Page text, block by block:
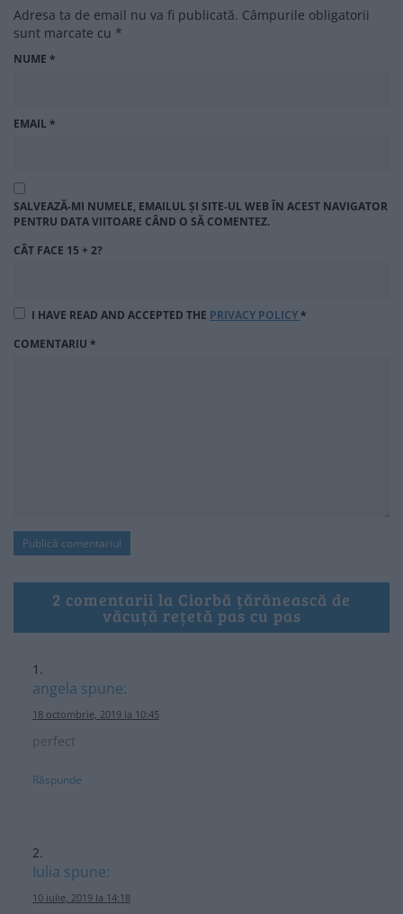
Adresa ta de email nu va fi publicată. Câmpurile obligatorii
sunt marcate cu *
NUME *
EMAIL*
SALVEAZĂ-MI NUMELE, EMAILUL ȘI SITE-UL WEB ÎN ACEST NAVIGATOR
PENTRU DATA VIITOARE CÂND O SĂ COMENTEZ.
CÂT FACE 15 + 2?
I HAVE READ AND ACCEPTED THE PRIVACY POLICY*
COMENTARIU *
2 comentarii la Ciorbă țărănească de
văcuță rețetă pas cu pas
angela spune:
18 octombrie, 2019 la 10:45
perfect
Răspunde
Iulia spune:
10 iulie, 2019 la 14:18